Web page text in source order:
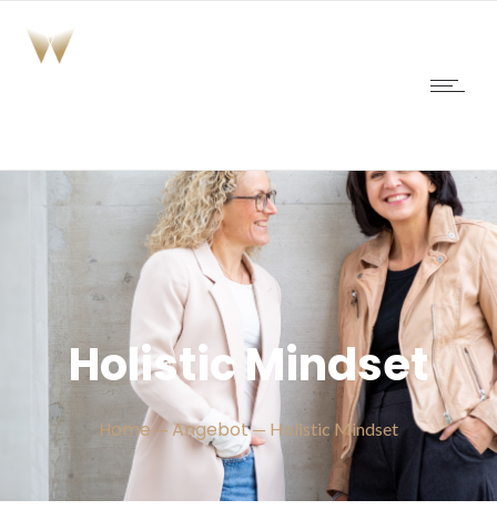
Holistic Mindset
Home — Angebot— Holistic Mindset